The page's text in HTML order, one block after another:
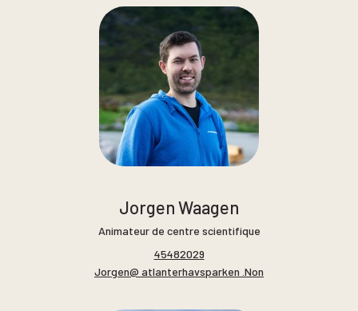
Jorgen Waagen
Animateur de centre scientifique
45482029
Jorgen@ atlanterhavsparken .Non